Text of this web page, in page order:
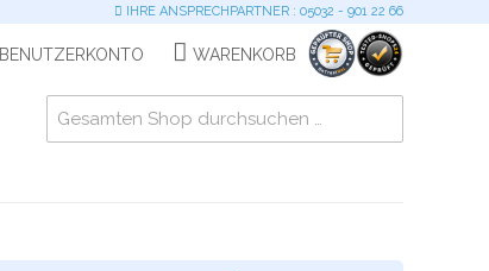
IHRE ANSPRECHPARTNER : 05032 - 901 22 66
BENUTZERKONTO WARENKORB